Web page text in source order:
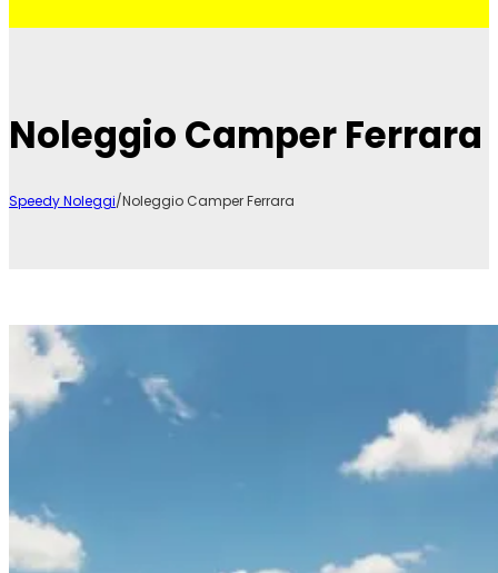
Noleggio Camper Ferrara
Speedy Noleggi/Noleggio Camper Ferrara